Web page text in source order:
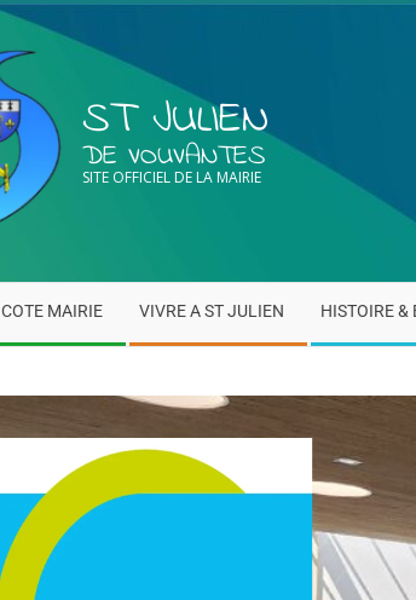
ST JULIEN
DE VOUVANTES
SITE OFFICIEL DE LA MAIRIE
COTE MAIRIE VIVRE A ST JULIEN HISTOIRE &